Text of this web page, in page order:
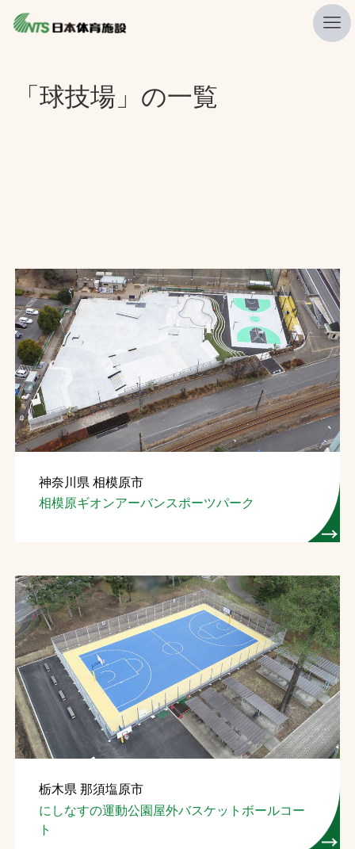
ニュース
会社概要
採用情報
検索
お問合せ
お取引先の皆様へ
ソーシャルメディアポリシー
文字の見えづらさや操作にお困りの方へ
「球技場」の一覧
神奈川県 相模原市
相模原ギオンアーバンスポーツパーク
栃木県 那須塩原市
にしなすの運動公園屋外バスケットボールコー
ト